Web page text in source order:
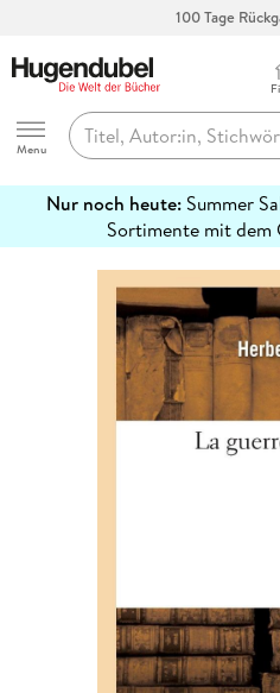
Hugendubel
Menu
Nur noch heute: Summer
Sortimente mit dem
erfahren